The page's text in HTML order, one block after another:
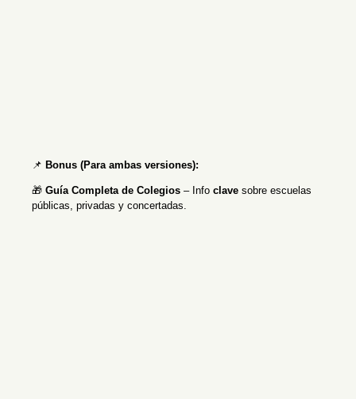
📌 Bonus (Para ambas versiones):
🎁 Guía Completa de Colegios – Info clave sobre escuelas
públicas, privadas y concertadas.